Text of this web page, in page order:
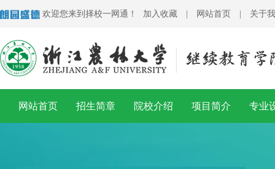
欢迎您来到择校一网通！ 加入收藏 网站首页 关于
网站首页 招生简章 院校介绍 项目简介 专业